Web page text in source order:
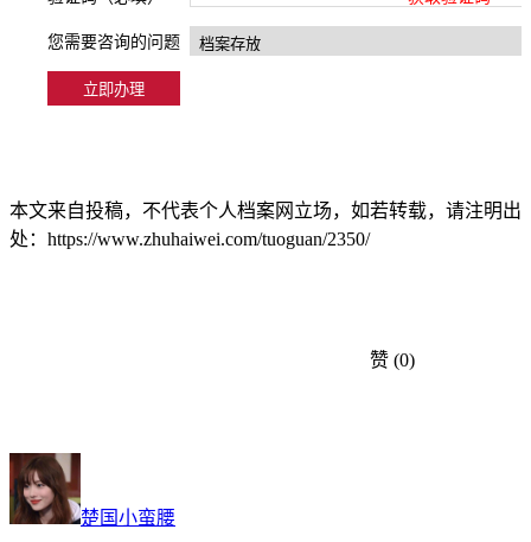
您需要咨询的问题
本文来自投稿，不代表个人档案网立场，如若转载，请注明出
处：https://www.zhuhaiwei.com/tuoguan/2350/
赞 (0)
楚国小蛮腰